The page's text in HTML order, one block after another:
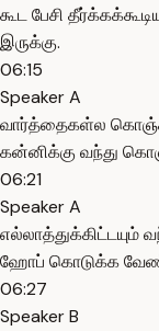
கூட பேசி
இருக்கு.
06:15
Speaker A
வார்த்தைகள்ல கொஞ்சம்
கன்னிக்கு வந்து
06:21
Speaker A
எல்லாத்துக்கிட்டயும்
ஹோப் கொடுக்க
06:27
Speaker B